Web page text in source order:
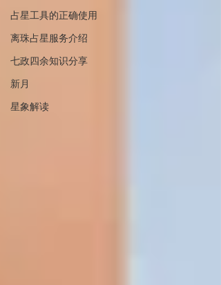
占星工具的正确使用
离珠占星服务介绍
七政四余知识分享
新月
星象解读